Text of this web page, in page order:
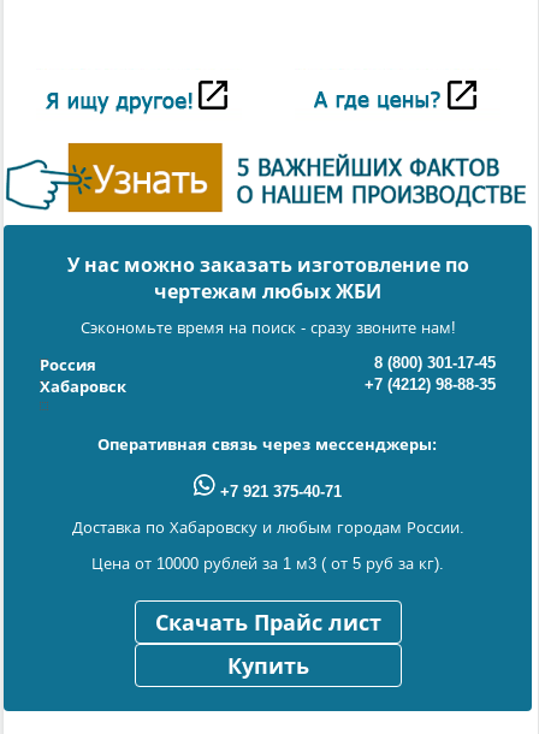
У нас можно заказать изготовление по
чертежам любых ЖБИ
Сэкономьте время на поиск - сразу звоните нам!
Россия
8 (800) 301-17-45
Хабаровск
+7 (4212) 98-88-35
Оперативная связь через мессенджеры:
+7 921 375-40-71
Доставка по Хабаровску и любым городам России.
Цена от 10000 рублей за 1 м3 ( от 5 руб за кг).
Скачать Прайс лист
Купить